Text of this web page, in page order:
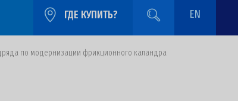
ГДЕ КУПИТЬ? EN
по модернизации фрикционного каландра